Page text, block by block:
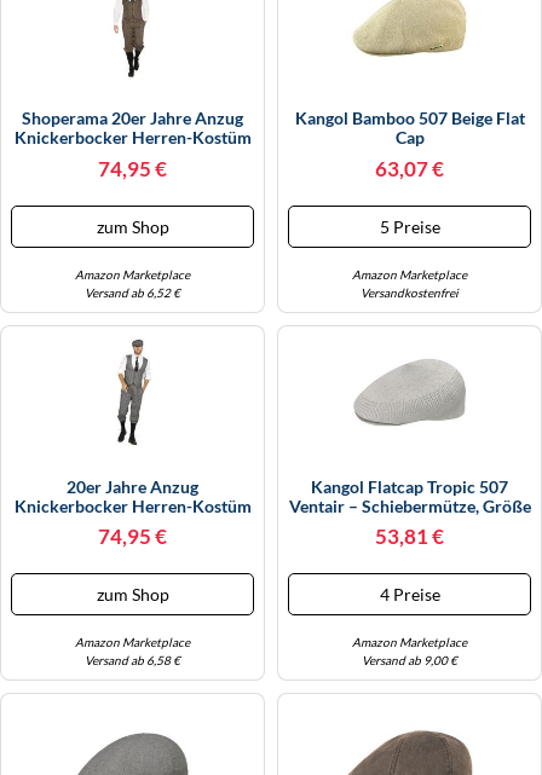
Shoperama 20er Jahre Anzug
Knickerbocker Herren-Kostüm
Schiebermütze The Roaring
74,95 €
zum Shop
Amazon Marketplace
Versand ab 6,52 €
Kangol Bamboo 507 Beige Flat
Cap
63,07 €
5 Preise
Amazon Marketplace
Versandkostenfrei
20er Jahre Anzug
Knickerbocker Herren-Kostüm
Schwarz-Weiß Weste
Schiebermütze The Roaring
74,95 €
zum Shop
Amazon Marketplace
Versand ab 6,58 €
Kangol Flatcap Tropic 507
Ventair – Schiebermütze, Größe
S (54–55 Cm), Grau
53,81 €
4 Preise
Amazon Marketplace
Versand ab 9,00 €